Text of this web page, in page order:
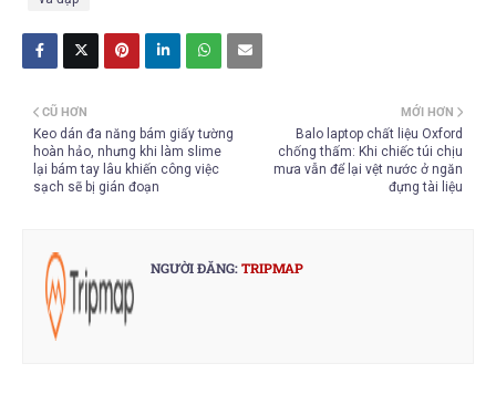
MỚI HƠN
Balo laptop chất liệu Oxford
chống thấm: Khi chiếc túi chịu
mưa vẫn để lại vệt nước ở ngăn
đựng tài liệu
CŨ HƠN
Keo dán đa năng bám giấy tường
hoàn hảo, nhưng khi làm slime
lại bám tay lâu khiến công việc
sạch sẽ bị gián đoạn
NGƯỜI ĐĂNG:TRIPMAP